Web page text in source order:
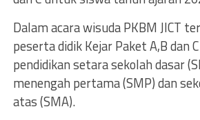
Dalam acara wisuda PKBM JICT
peserta didik Kejar Paket A,B dan
pendidikan setara sekolah dasar
menengah pertama (SMP) dan
atas (SMA).